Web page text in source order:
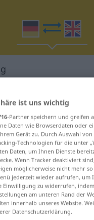
Wörterbuch
Englisch
Englisch
: Adjektiv
ist uns wichtig
-Partner speichern und greifen
Daten wie Browserdaten oder
Gerät zu. Durch Auswahl von
Technologien für die unter
Daten, um Ihnen Dienste
Wenn Tracker deaktiviert
möglicherweise nicht mehr
jederzeit wieder aufrufen, um
Einwilligung zu widerrufen,
am unteren Rand der
innerhalb unseres Website.
Datenschutzerklärung.